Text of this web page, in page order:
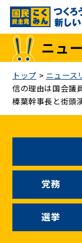
国民民主党ト
議員
候補者公募
こくみん政治
党基本情報
ニュ
トップ > ニュース
信の理由は国会議
榛葉幹事長と街頭
党務
選挙